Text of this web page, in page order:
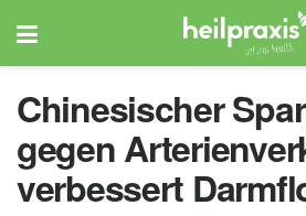
Chinesischer
gegen
verbessert